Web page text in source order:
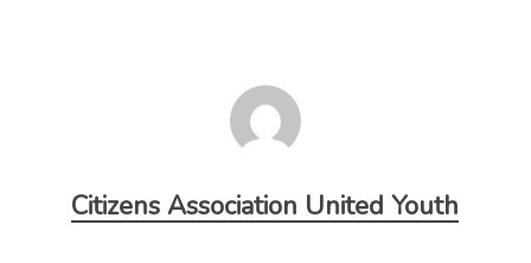
Citizens Association United Youth